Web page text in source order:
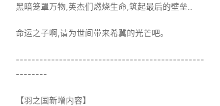
黑暗笼罩万物,英杰们燃烧生命,筑起最后的壁垒..
命运之子啊,请为世间带来希冀的光芒吧。
------------------------------------------------
--------
【羽之国新增内容】